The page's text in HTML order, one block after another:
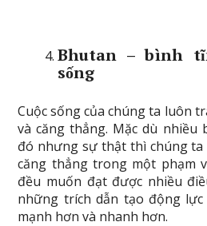
Bhutan – bình
sống
Cuộc sống của chúng ta luôn
và căng thẳng. Mặc dù nhiều
đó nhưng sự thật thì chúng
căng thẳng trong một phạm
đều muốn đạt được nhiều
những trích dẫn tạo động
mạnh hơn và nhanh hơn.